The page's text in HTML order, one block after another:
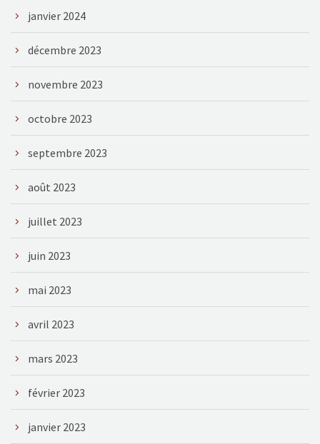
janvier 2024
décembre 2023
novembre 2023
octobre 2023
septembre 2023
août 2023
juillet 2023
juin 2023
mai 2023
avril 2023
mars 2023
février 2023
janvier 2023